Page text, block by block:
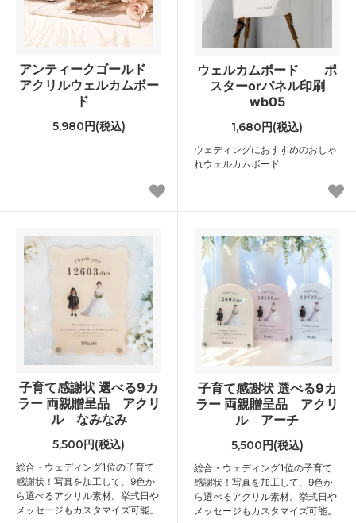
アンティークゴールド
アクリルウェルカムボー
ド
5,980円(税込)
ウェルカムボード ポ
スターorパネル印刷
wb05
1,680円(税込)
ウェディングにおすすめのおしゃ
れウェルカムボード
子育て感謝状 選べる9カ
ラー 両親贈呈品 アクリ
ル なみなみ
5,500円(税込)
総合・ウェディング1位の子育て
感謝状！写真を加工して、9色か
ら選べるアクリル素材。挙式日や
メッセージもカスタマイズ可能。
子育て感謝状 選べる9カ
ラー 両親贈呈品 アクリ
ル アーチ
5,500円(税込)
総合・ウェディング1位の子育て
感謝状！写真を加工して、9色か
ら選べるアクリル素材。挙式日や
メッセージもカスタマイズ可能。